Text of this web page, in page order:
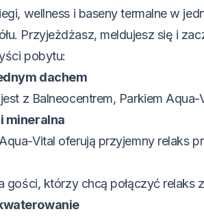
wellness i baseny termalne w
Przyjeżdżasz, meldujesz się i
pobytu:
dachem
z Balneocentrem, Parkiem
mineralna
Vital oferują przyjemny relaks
gości, którzy chcą połączyć relaks